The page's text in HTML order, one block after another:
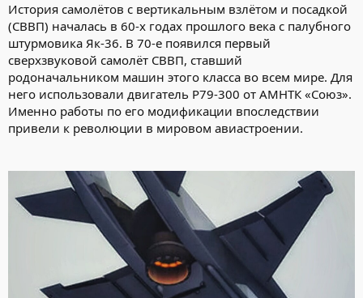
История самолётов с вертикальным взлётом и посадкой
(СВВП) началась в 60-х годах прошлого века с палубного
штурмовика Як-36. В 70-е появился первый
сверхзвуковой самолёт СВВП, ставший
родоначальником машин этого класса во всем мире. Для
него использовали двигатель P79-300 от АМНТК «Союз».
Именно работы по его модификации впоследствии
привели к революции в мировом авиастроении.